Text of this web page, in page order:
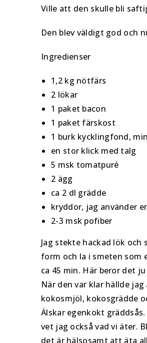
Ville att den skulle bli
Den blev väldigt god och
Ingredienser
1,2 kg nötfärs
2 lökar
1 paket bacon
1 paket färskost
1 burk kycklingfond,
en stor klick med talg
5 msk tomatpuré
2 ägg
ca 2 dl grädde
kryddor, jag använder
2-3 msk pofiber
Jag stekte hackad lök och
form och la i smeten som
ca 45 min. Här beror det
När den var klar hällde
kokosmjöl, kokosgrädde
Älskar egenkokt
vet jag också vad vi äter.
det är hälsosamt att äta